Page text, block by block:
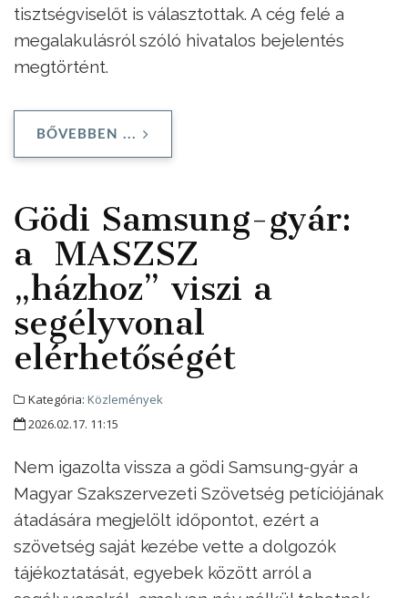
tisztségviselőt is választottak. A cég felé a
megalakulásról szóló hivatalos bejelentés
megtörtént.
BŐVEBBEN ...
Gödi Samsung-gyár:
a MASZSZ
„házhoz” viszi a
segélyvonal
elérhetőségét
Kategória: Közlemények
2026.02.17. 11:15
Nem igazolta vissza a gödi Samsung-gyár a
Magyar Szakszervezeti Szövetség petíciójának
átadására megjelölt időpontot, ezért a
szövetség saját kezébe vette a dolgozók
tájékoztatását, egyebek között arról a